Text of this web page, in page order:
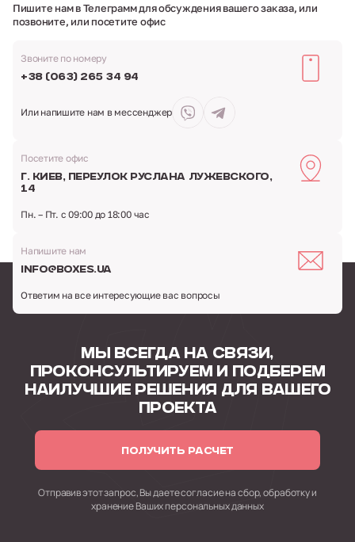
Пишите нам в Телеграмм для обсуждения вашего заказа, или
позвоните, или посетите офис
Звоните по номеру
+38 (063) 265 34 94
Или напишите нам в мессенджер
Посетите офис
г. Киев,переулок Руслана Лужевского,
14
Пн. – Пт. с 09:00 до 18:00 час
Напишите нам
info@boxes.ua
Ответим на все интересующие вас вопросы
МЫ ВСЕГДА НА СВЯЗИ,
ПРОКОНСУЛЬТИРУЕМ
И ПОДБЕРЕМ
НАИЛУЧШИЕ РЕШЕНИЯ ДЛЯ ВАШЕГО
ПРОЕКТА
ПОЛУЧИТЬ РАСЧЕТ
Отправив этот запрос, Вы даете согласие на сбор,обработку и
хранение Ваших персональных данных